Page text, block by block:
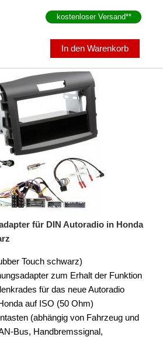
kostenloser Versand**
In den Warenkorb
für DIN Autoradio in Honda
Touch schwarz)
zum Erhalt der Funktion
für das neue Autoradio
auf ISO (50 Ohm)
(abhängig von Fahrzeug und
Bus, Handbremssignal,